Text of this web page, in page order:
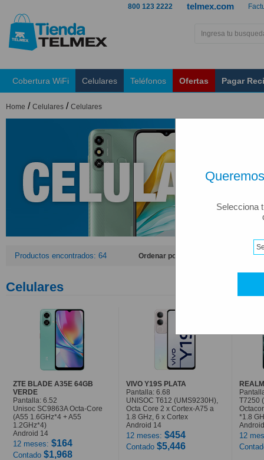
Selecciona
telmex.com
800 123 2222
Cobertura WiFi Celulares Teléfonos Ofertas Pagar
Home / Celulares / Celulares
Productos encontrados: 64 Ordenar por:
Celulares
ZTE BLADE A35E 64GB
VERDE
Pantalla: 6.52
Unisoc SC9863A Octa-Core
(A55 1.6GHz*4 + A55
1.2GHz*4)
Android 14
12 meses: $164
Contado $1,968
VIVO Y19S PLATA
Pantalla: 6.68
UNISOC T612 (UMS9230H),
Octa Core 2 x Cortex-A75 a
1.8 GHz, 6 x Cortex
Android 14
12 meses: $454
Contado $5,446
T7250
*1.8
12